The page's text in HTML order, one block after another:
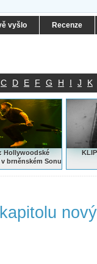
vyšlo Recenze
C D E F G H I J K
Hollywoodské
brněnském Sonu